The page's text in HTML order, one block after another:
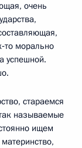
очень
морально
успешной.
стараемся
называемые
ищем